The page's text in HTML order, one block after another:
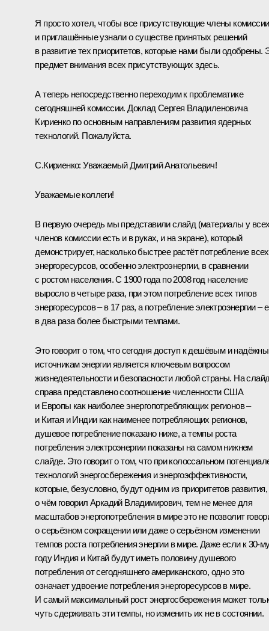
Я просто хотел, чтобы все присутствующие члены комиссии
и приглашённые узнали о существе принятых решений
в развитие тех приоритетов, которые нами были одобрены.
предмет внимания всех присутствующих здесь.
А теперь непосредственно переходим к проблематике
сегодняшней комиссии. Доклад Сергея Владиленовича
Кириенко по основным направлениям развития ядерных
технологий. Пожалуйста.
С.Кириенко: Уважаемый Дмитрий Анатольевич!
Уважаемые коллеги!
В первую очередь мы представили слайд (материалы у
членов комиссии есть и в руках, и на экране), который
демонстрирует, насколько быстрее растёт потребление всех
энергоресурсов, особенно электроэнергии, в сравнении
с ростом населения. С 1900 года по 2008 год население
выросло в четыре раза, при этом потребление всех типов
энергоресурсов – в 17 раз, а потребление электроэнергии –
в два раза более быстрыми темпами.
Это говорит о том, что сегодня доступ к дешёвым и
источникам энергии является ключевым вопросом
жизнедеятельности и безопасности любой страны. На
справа представлено соотношение численности США
и Европы как наиболее энергопотребляющих регионов –
и Китая и Индии как наименее потребляющих регионов,
душевое потребление показано ниже, а темпы роста
потребления электроэнергии показаны на самом нижнем
слайде. Это говорит о том, что при колоссальном
технологий энергосбережения и энергоэффективности,
которые, безусловно, будут одним из приоритетов развития,
о чём говорил Аркадий Владимирович, тем не менее для
масштабов энергопотребления в мире это не позволит
о серьёзном сокращении или даже о серьёзном изменении
темпов роста потребления энергии в мире. Даже если к 30-
году Индия и Китай будут иметь половину душевого
потребления от сегодняшнего американского, одно это
означает удвоение потребления энергоресурсов в мире.
И самый максимальный рост энергосбережения может
чуть сдерживать эти темпы, но изменить их не в состоянии.